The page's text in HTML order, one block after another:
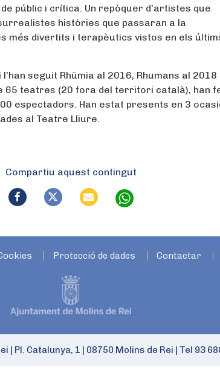
públic i crítica. Un repòquer d’artistes que
històries que passaran a la
més divertits i terapèutics vistos en els
seguit Rhümia al 2016, Rhumans al 2018
65 teatres (20 fora del territori català), han
espectadors. Han estat presents en 3
al Teatre Lliure.
Compartiu aquest contingut
Protecció de dades Contactar
Pl. Catalunya, 1 08750 Molins de Rei Tel 93